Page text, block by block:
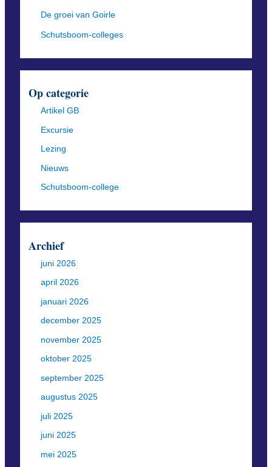
De groei van Goirle
Schutsboom-colleges
Op categorie
Artikel GB
Excursie
Lezing
Nieuws
Schutsboom-college
Archief
juni 2026
april 2026
januari 2026
december 2025
november 2025
oktober 2025
september 2025
augustus 2025
juli 2025
juni 2025
mei 2025